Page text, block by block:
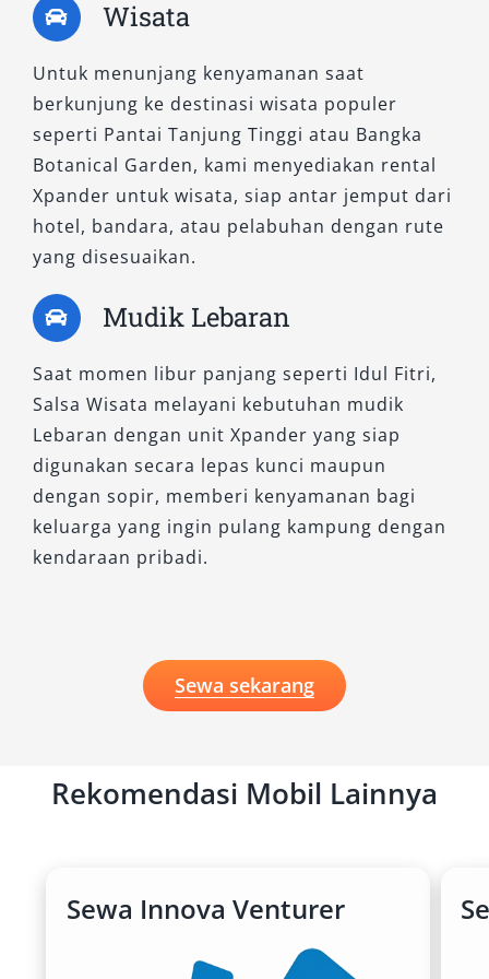
mobilitas—mulai dari sewa harian, bulanan,
lepas kunci, hingga antar jemput bandara.
Percayakan kebutuhan transportasi Anda
kepada kami, dan rasakan kualitas layanan
rental mobil yang mengutamakan kenyamanan,
keamanan, serta fleksibilitas perjalanan di
Bangka Belitung.
Wisata
Untuk menunjang kenyamanan saat
berkunjung ke destinasi wisata populer
seperti Pantai Tanjung Tinggi atau Bangka
Botanical Garden, kami menyediakan rental
Xpander untuk wisata, siap antar jemput dari
hotel, bandara, atau pelabuhan dengan rute
yang disesuaikan.
Mudik Lebaran
Saat momen libur panjang seperti Idul Fitri,
Salsa Wisata melayani kebutuhan mudik
Lebaran dengan unit Xpander yang siap
digunakan secara lepas kunci maupun
dengan sopir, memberi kenyamanan bagi
keluarga yang ingin pulang kampung dengan
kendaraan pribadi.
Sewa sekarang
Rekomendasi Mobil Lainnya
Sewa Innova Venturer